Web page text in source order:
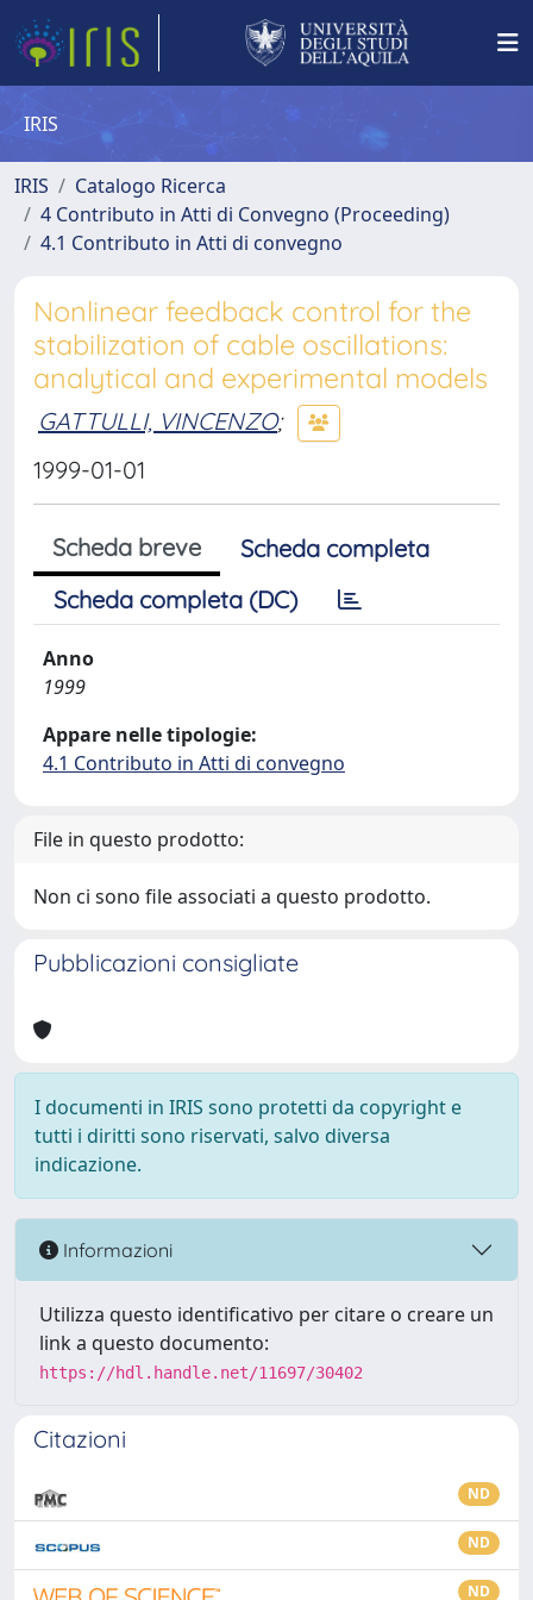
IRIS
IRIS
Catalogo Ricerca
4 Contributo in Atti di Convegno (Proceeding)
4.1 Contributo in Atti di convegno
Nonlinear feedback control for the
stabilization of cable oscillations:
analytical and experimental models
GATTULLI, VINCENZO;
1999-01-01
Scheda breve
Scheda completa
Scheda completa (DC)
Anno
1999
Appare nelle tipologie:
4.1 Contributo in Atti di convegno
File in questo prodotto:
Non ci sono file associati a questo prodotto.
Pubblicazioni consigliate
I documenti in IRIS sono protetti da copyright e
tutti i diritti sono riservati, salvo diversa
indicazione.
Informazioni
Utilizza questo identificativo per citare o creare un
link a questo documento:
https://hdl.handle.net/11697/30402
Citazioni
ND
ND
ND